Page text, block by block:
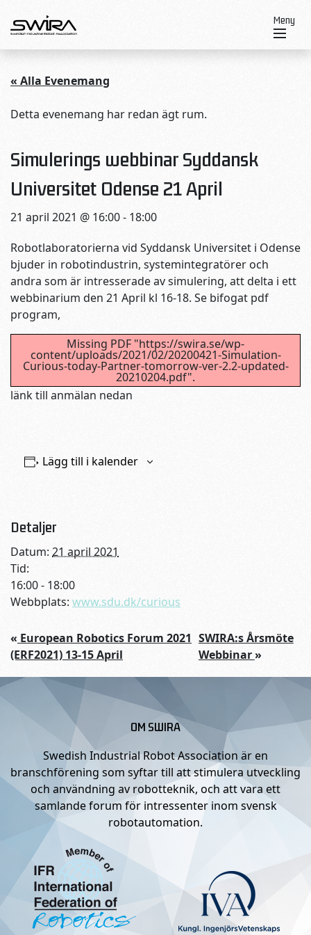
Meny
« Alla Evenemang
Detta evenemang har redan ägt rum.
Simulerings webbinar Syddansk
Universitet Odense 21 April
21 april 2021 @ 16:00- 18:00
Robotlaboratorierna vid Syddansk Universitet i Odense
bjuder in robotindustrin, systemintegratörer och
andra som är intresserade av simulering, att delta i ett
webbinarium den 21 April kl 16-18. Se bifogat pdf
program,
Missing PDF "https://swira.se/wp-
content/uploads/2021/02/20200421-Simulation-
Curious-today-Partner-tomorrow-ver-2.2-updated-
20210204.pdf".
länk till anmälan nedan
Lägg till i kalender
Detaljer
Datum: 21 april 2021
Tid:
16:00 - 18:00
Webbplats: www.sdu.dk/curious
« European Robotics Forum 2021
(ERF2021) 13-15 April
SWIRA:s Årsmöte
Webbinar»
OM SWIRA
Swedish Industrial Robot Association är en
branschförening som syftar till att stimulera utveckling
och användning av robotteknik, och att vara ett
samlande forum för intressenter inom svensk
robotautomation.